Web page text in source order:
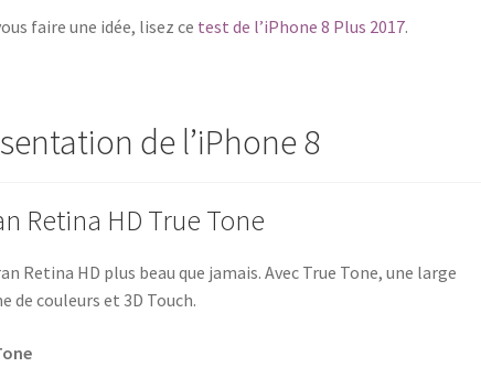
faire une idée, lisez ce test de l’iPhone 8 Plus 2017.
de l’iPhone 8
Retina HD True Tone
Retina HD plus beau que jamais. Avec True Tone, une large
de couleurs et 3D Touch.